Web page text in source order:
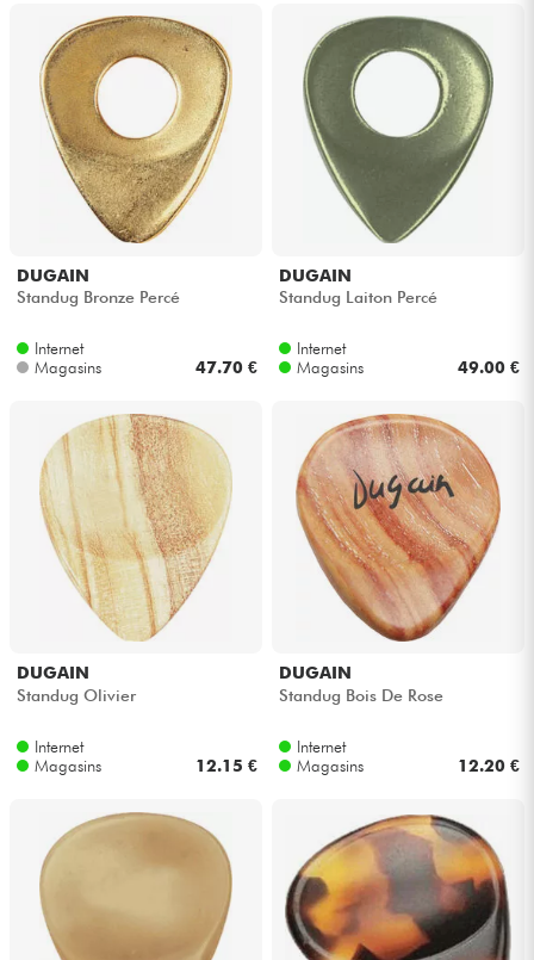
DUGAIN
Standug Bronze Percé
Internet
Magasins
47.70 €
DUGAIN
Standug Laiton Percé
Internet
Magasins
49.00 €
DUGAIN
Standug Olivier
Internet
Magasins
12.15 €
DUGAIN
Standug Bois De Rose
Internet
Magasins
12.20 €